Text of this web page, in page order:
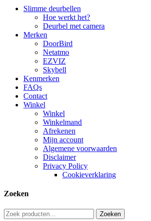
Close
Slimme deurbellen
Hoe werkt het?
Deurbel met camera
Merken
DoorBird
Netatmo
EZVIZ
Skybell
Kenmerken
FAQs
Contact
Winkel
Winkel
Winkelmand
Afrekenen
Mijn account
Algemene voorwaarden
Disclaimer
Privacy Policy
Cookieverklaring
Zoeken
Zoeken
Zoeken